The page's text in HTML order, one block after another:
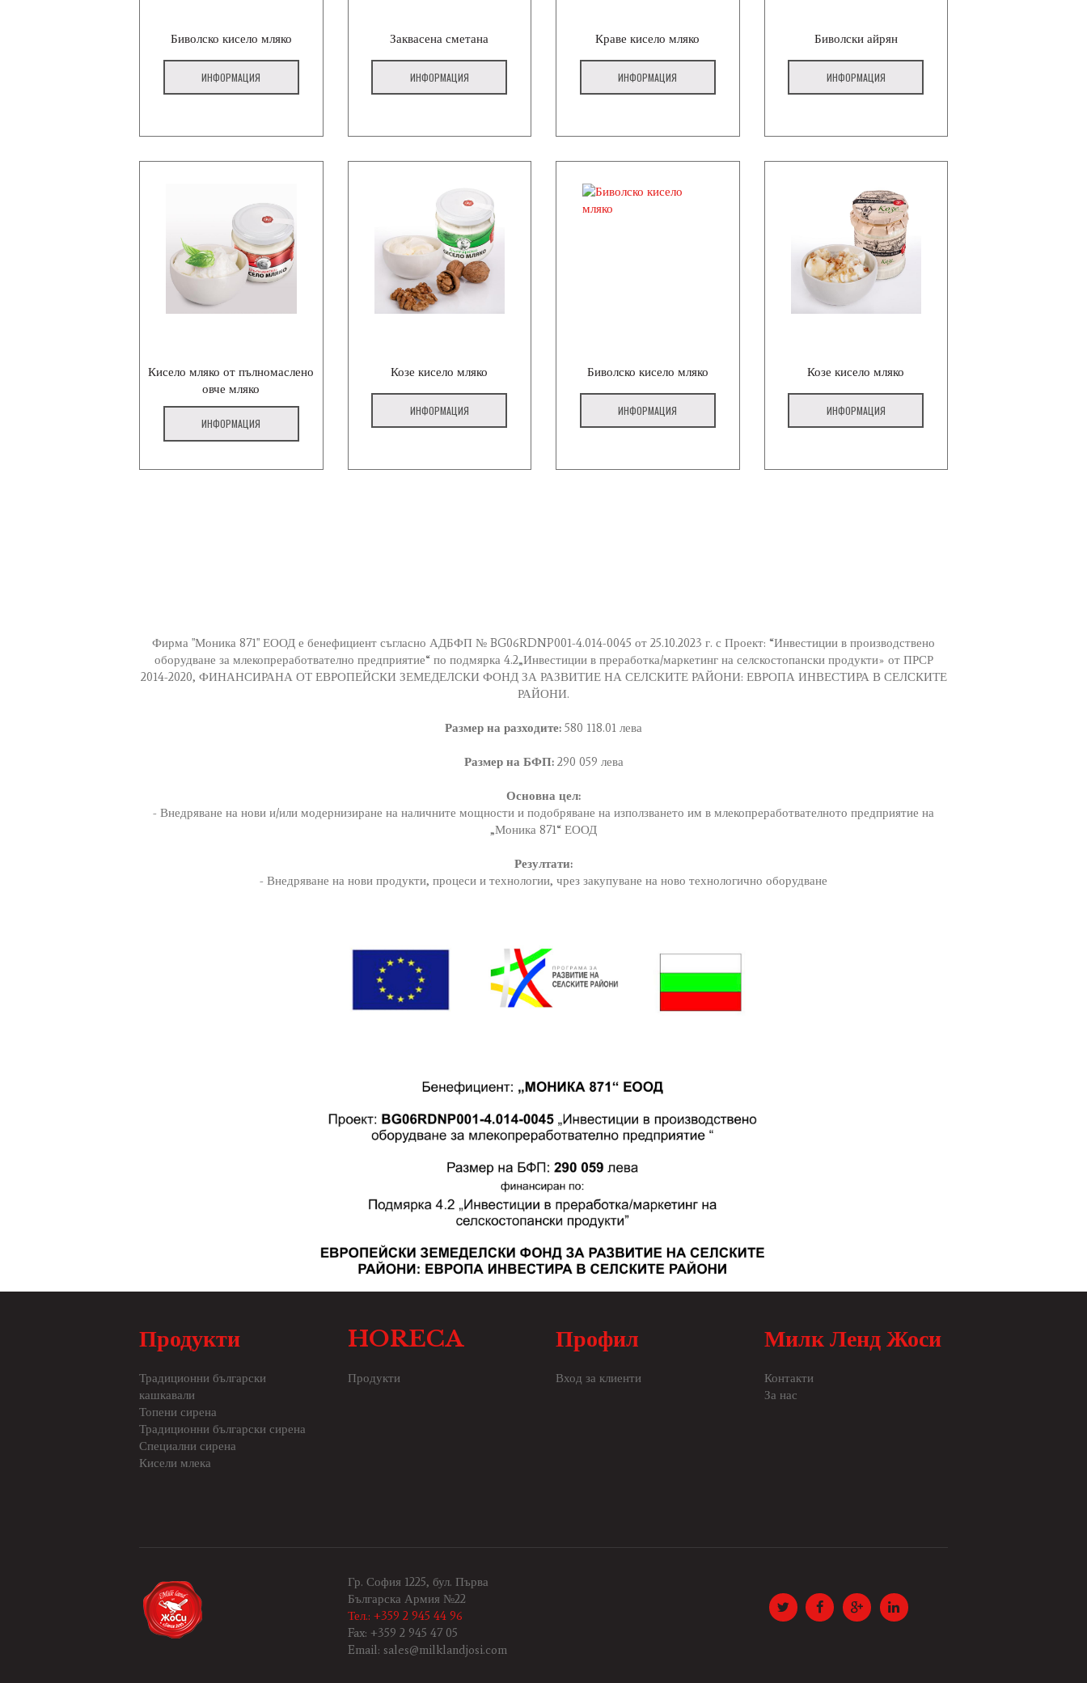
Биволско кисело мляко
ИНФОРМАЦИЯ
Заквасена сметана
ИНФОРМАЦИЯ
Краве кисело мляко
ИНФОРМАЦИЯ
Биволски айрян
ИНФОРМАЦИЯ
Кисело мляко от пълномаслено
овче мляко
ИНФОРМАЦИЯ
Козе кисело мляко
ИНФОРМАЦИЯ
Биволско кисело мляко
ИНФОРМАЦИЯ
Козе кисело мляко
ИНФОРМАЦИЯ
Фирма "Моника 871" ЕООД е бенефициент съгласно АДБФП № BG06RDNP001-4.014-0045 от 25.10.2023 г. с Проект: “Инвестиции в производствено
оборудване за млекопреработвателно предприятие“ по подмярка 4.2„Инвестиции в преработка/маркетинг на селскостопански продукти» от ПРСР
2014-2020, ФИНАНСИРАНА ОТ ЕВРОПЕЙСКИ ЗЕМЕДЕЛСКИ ФОНД ЗА РАЗВИТИЕ НА СЕЛСКИТЕ РАЙОНИ: ЕВРОПА ИНВЕСТИРА В СЕЛСКИТЕ
РАЙОНИ.
Размер на разходите: 580 118.01 лева
Размер на БФП:290 059 лева
Основна цел:
- Внедряване на нови и/или модернизиране на наличните мощности и подобряване на използването им в млекопреработвателното предприятие на
„Моника 871“ ЕООД
Резултати:
- Внедряване на нови продукти, процеси и технологии, чрез закупуване на ново технологично оборудване
Продукти
Традиционни български
кашкавали
Топени сирена
Традиционни български сирена
Специални сирена
Кисели млека
HORECA
Продукти
Профил
Вход за клиенти
Милк Ленд Жоси
Контакти
За нас
Гр. София 1225, бул. Първа
Българска Армия №22
Тел.: +359 2 945 44 96
Fax: +359 2 945 47 05
Email: sales@milklandjosi.com